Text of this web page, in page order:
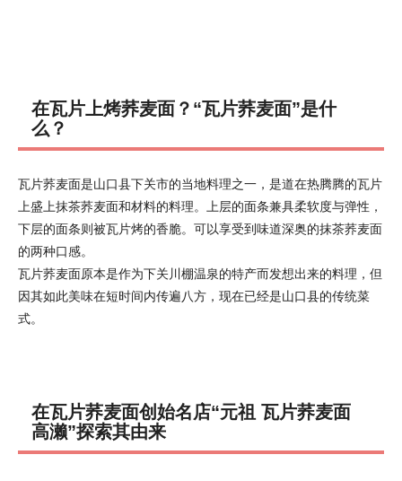
在瓦片上烤荞麦面？“瓦片荞麦面”是什
么？
瓦片荞麦面是山口县下关市的当地料理之一，是道在热腾腾的瓦片
上盛上抹茶荞麦面和材料的料理。上层的面条兼具柔软度与弹性，
下层的面条则被瓦片烤的香脆。可以享受到味道深奥的抹茶荞麦面
的两种口感。
瓦片荞麦面原本是作为下关川棚温泉的特产而发想出来的料理，但
因其如此美味在短时间内传遍八方，现在已经是山口县的传统菜
式。
在瓦片荞麦面创始名店“元祖 瓦片荞麦面
高濑”探索其由来